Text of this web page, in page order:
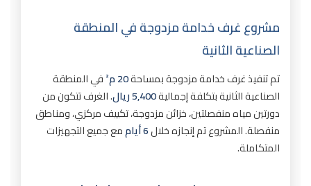
مشروع غرف خدامة مزدوجة في المنطقة
الصناعية الثانية
تم تنفيذ غرف خدامة مزدوجة بمساحة20 م²
في المنطقة
الصناعية الثانية بتكلفة إجمالية5,400 ريال
. الغرف تتكون من
دورتين مياه منفصلتين، خزائن مزدوجة، تكييف مركزي، ومناطق
منفصلة. المشروع تم إنجازه خلال6 أيام
مع جميع التجهيزات
المتكاملة.